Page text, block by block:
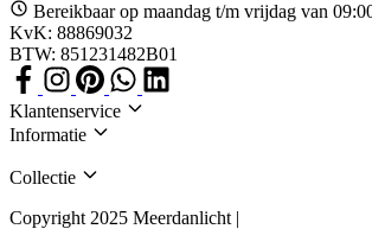
Bereikbaar op maandag t/m vrijdag van
KvK: 88869032
BTW: 851231482B01
Klantenservice
Informatie
Collectie
Copyright 2025 Meerdanlicht |